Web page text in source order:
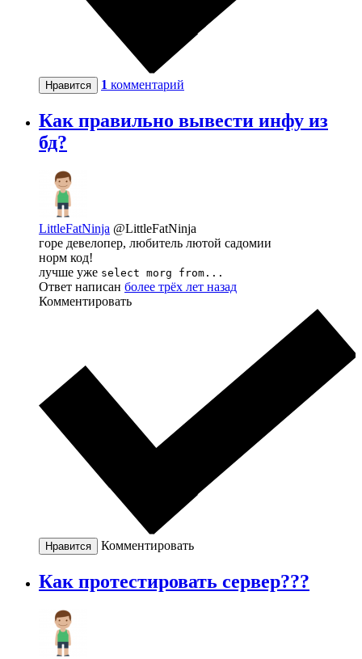
Нравится 1 комментарий
Как правильно вывести инфу из
бд?
LittleFatNinja @LittleFatNinja
горе девелопер, любитель лютой садомии
норм код!
лучше уже select morg from...
Ответ написан более трёх лет назад
Комментировать
Нравится Комментировать
Как протестировать сервер???